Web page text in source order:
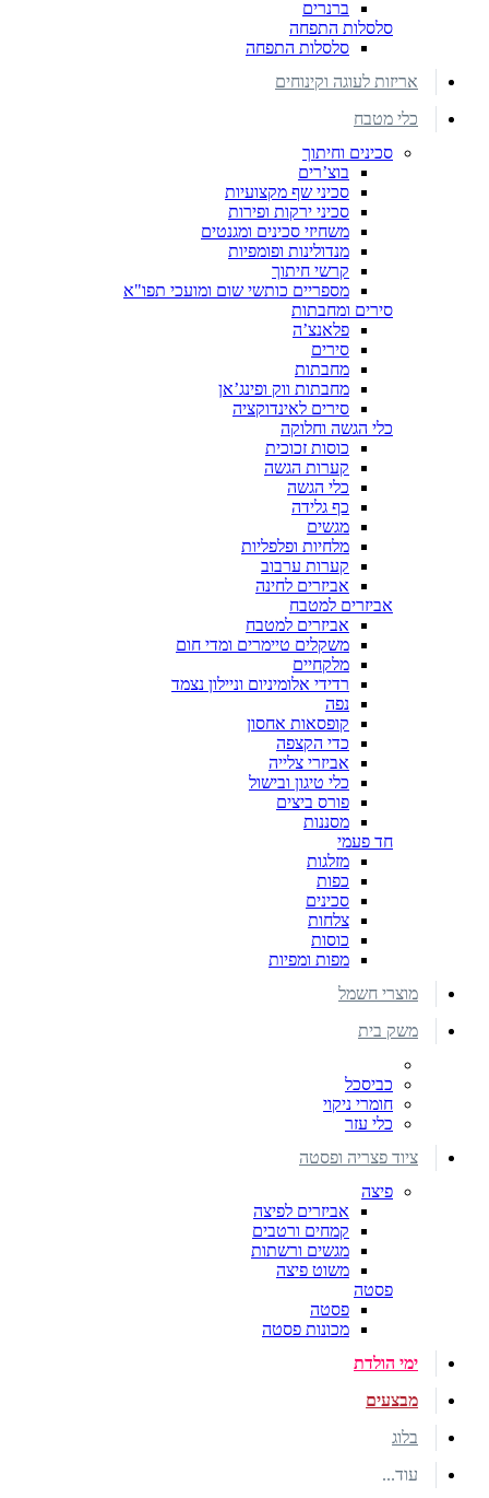
ברנרים
סלסלות התפחה
סלסלות התפחה
אריזות לעוגה וקינוחים
כלי מטבח
סכינים וחיתוך
בוצ’רים
סכיני שף מקצועיות
סכיני ירקות ופירות
משחיזי סכינים ומגנטים
מנדולינות ופומפיות
קרשי חיתוך
מספריים כותשי שום ומועכי תפו"א
סירים ומחבתות
פלאנצ’ה
סירים
מחבתות
מחבתות ווק ופינג’אן
סירים לאינדוקציה
כלי הגשה וחלוקה
כוסות זכוכית
קערות הגשה
כלי הגשה
כף גלידה
מגשים
מלחיות ופלפליות
קערות ערבוב
אביזרים לחינה
אביזרים למטבח
אביזרים למטבח
משקלים טיימרים ומדי חום
מלקחיים
רדידי אלומיניום וניילון נצמד
נפה
קופסאות אחסון
כדי הקצפה
אביזרי צלייה
כלי טיגון ובישול
פורס ביצים
מסננות
חד פעמי
מזלגות
כפות
סכינים
צלחות
כוסות
מפות ומפיות
מוצרי חשמל
משק בית
כביסכל
חומרי ניקוי
כלי עזר
ציוד פצריה ופסטה
פיצה
אביזרים לפיצה
קמחים ורטבים
מגשים ורשתות
משוט פיצה
פסטה
פסטה
מכונות פסטה
ימי הולדת
מבצעים
בלוג
עוד...